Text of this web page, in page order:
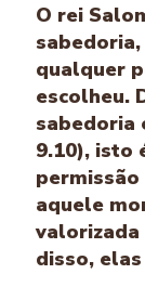
O rei
qualquer
escolheu.
sabedoria
9.10), isto
permissão
aquele
valorizada
disso,